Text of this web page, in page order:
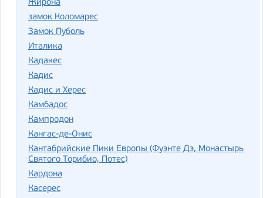
Жирона
замок Коломарес
Замок Пуболь
Италика
Кадакес
Кадис
Кадис и Херес
Камбадос
Кампродон
Кангас-де-Онис
Кантабрийские Пики Европы (Фуэнте Дэ, Монастырь
Святого Торибио, Потес)
Кардона
Касерес